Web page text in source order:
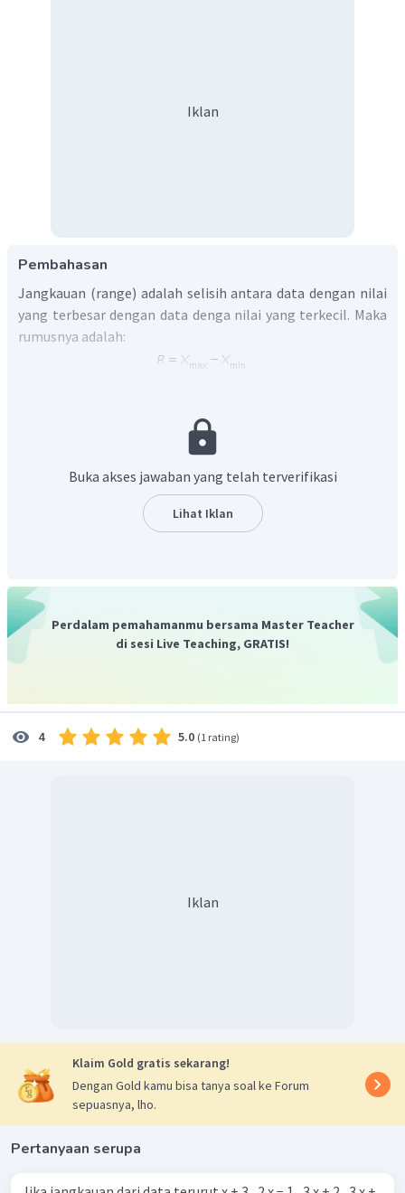
Iklan
Pembahasan
Jangkauan (range) adalah selisih antara data dengan nilai
yang terbesar dengan data denga nilai yang terkecil. Maka
rumusnya adalah:
Sehingga jangkaunnya didapatkan:
=
63
Dengan demikian, jangkauan dari data adalah 63.
Jadi, jawaban yang benar adalah D.
Buka akses jawaban yang telah terverifikasi
Lihat Iklan
Perdalam pemahamanmu bersama Master Teacher
di sesi Live Teaching, GRATIS!
4 5.0 (1 rating)
Iklan
Klaim Gold gratis sekarang!
Dengan Gold kamu bisa tanya soal ke Forum
sepuasnya, lho.
Pertanyaan serupa